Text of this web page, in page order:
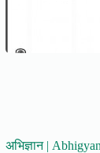
अभिज्ञान | Abhigyan